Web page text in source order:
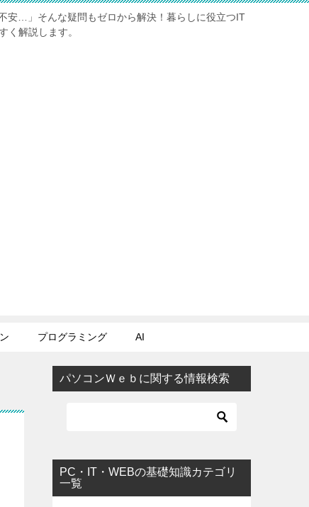
安…」そんな疑問もゼロから解決！暮らしに役立つIT
く解説します。
プログラミング AI
パソコンＷｅｂに関する情報検索
PC・IT・WEBの基礎知識カテゴリ
一覧